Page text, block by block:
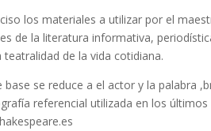
los materiales a utilizar por el
de la literatura informativa,
teatralidad de la vida cotidiana.
base se reduce a el actor y la palabra
referencial utilizada en los